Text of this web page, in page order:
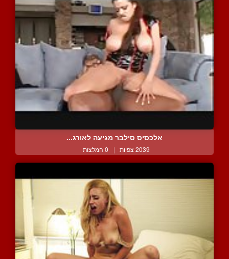
אלכסיס סילבר מגיעה לאורג...
2039 צפיות | 0 המלצות